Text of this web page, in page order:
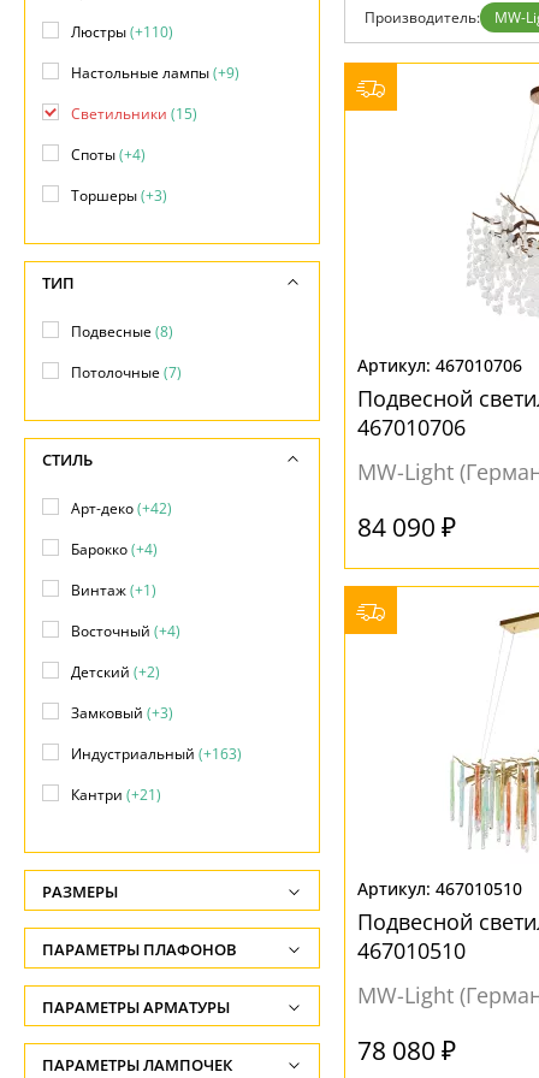
Доставка и оплата
Гарантия
Возврат
Отзывы
Установка
Дизайнерам
Контакты
Хай
Производитель: MW-
467010706
Подвесной
467010706
MW-Light
84 090 ₽
467010510
Подвесной
467010510
MW-Light
78 080 ₽
Люстры(+110)
Настольные лампы(+9)
Светильники (15)
Споты(+4)
Торшеры(+3)
ТИП
Подвесные(8)
Потолочные(7)
СТИЛЬ
Арт-деко(+42)
Барокко(+4)
Винтаж(+1)
Восточный (+4)
Детский (+2)
Замковый (+3)
Индустриальный (+163)
Кантри (+21)
Лофт(+42)
Минимализм(+54)
Модерн(+221)
Морской(+2)
Прованс(+7)
РАЗМЕРЫ
Высота, см
-
Длина подвеса, см
-
ПАРАМЕТРЫ ПЛАФОНОВ
ФОРМА ПЛАФОНА
Без плафона(1)
ПАРАМЕТРЫ АРМАТУРЫ
ЦВЕТ АРМАТУРЫ
ПАРАМЕТРЫ ЛАМПОЧЕК